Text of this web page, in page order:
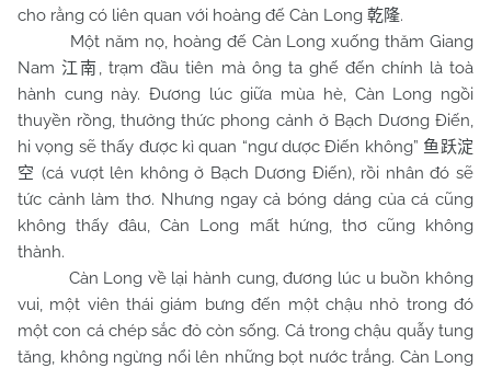
cho rằng có liên quan với hoàng đế Càn Long 乾隆.
Một năm nọ, hoàng đế Càn Long xuống thăm Giang
Nam 江南 , trạm đầu tiên mà ông ta ghế đến chính là toà
hành cung này. Đương lúc giữa mùa hè, Càn Long ngồi
thuyền rồng, thưởng thức phong cảnh ở Bạch Dương Điến,
hi vọng sẽ thấy được kì quan “ngư dược Điến không” 鱼跃淀
空 (cá vượt lên không ở Bạch Dương Điến), rồi nhân đó sẽ
tức cảnh làm thơ. Nhưng ngay cả bóng dáng của cá cũng
không thấy đâu, Càn Long mất hứng, thơ cũng không
thành.
Càn Long về lại hành cung, đương lúc u buồn không
vui, một viên thái giám bưng đến một chậu nhỏ trong đó
một con cá chép sắc đỏ còn sống. Cá trong chậu quẫy tung
tăng, không ngừng nổi lên những bọt nước trắng. Càn Long